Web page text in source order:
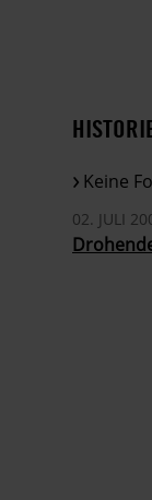
Keine
02. JULI